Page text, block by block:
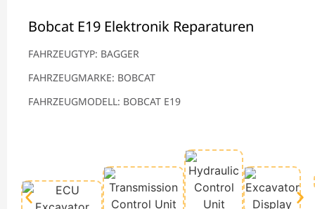
Bobcat E19 Elektronik Reparaturen
FAHRZEUGTYP: BAGGER
FAHRZEUGMARKE: BOBCAT
FAHRZEUGMODELL: BOBCAT E19